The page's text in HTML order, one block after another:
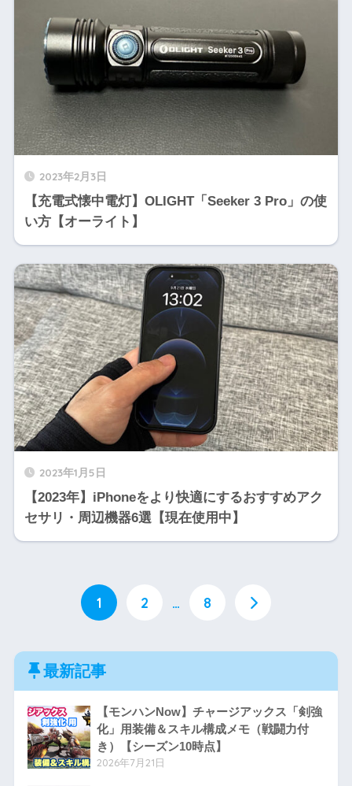
2023年2月3日
【充電式懐中電灯】OLIGHT「Seeker 3 Pro」の使
い方【オーライト】
2023年1月5日
【2023年】iPhoneをより快適にするおすすめアク
セサリ・周辺機器6選【現在使用中】
1 2 … 8
最新記事
【モンハンNow】チャージアックス「剣強
化」用装備＆スキル構成メモ（戦闘力付
き）【シーズン10時点】
2026年7月21日